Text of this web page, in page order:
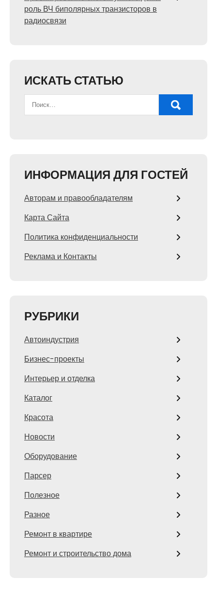
роль ВЧ биполярных транзисторов в
радиосвязи
ИСКАТЬ СТАТЬЮ
ИНФОРМАЦИЯ ДЛЯ ГОСТЕЙ
Авторам и правообладателям
Карта Сайта
Политика конфиденциальности
Реклама и Контакты
РУБРИКИ
Автоиндустрия
Бизнес-проекты
Интерьер и отделка
Каталог
Красота
Новости
Оборудование
Парсер
Полезное
Разное
Ремонт в квартире
Ремонт и строительство дома